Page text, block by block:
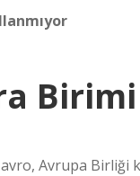
Birimi
Avrupa Birliği